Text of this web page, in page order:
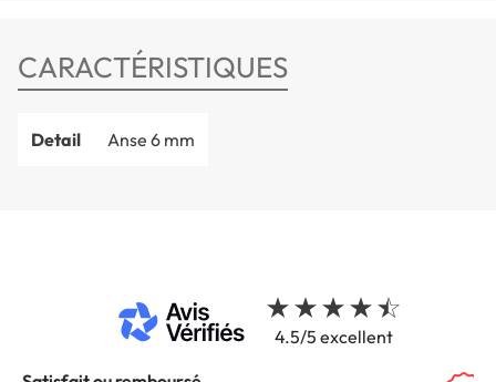
CARACTÉRISTIQUES
Detail Anse 6 mm
4.5/5 excellent